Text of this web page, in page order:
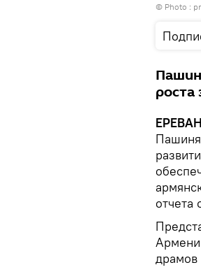
© Photo :
роста
отчета
драмов